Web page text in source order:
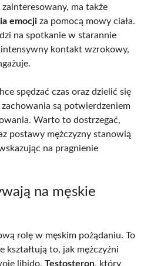
ma także
emocji za pomocą mowy ciała.
na spotkanie w starannie
kontakt wzrokowy,
spędzać czas oraz dzielić się
są potwierdzeniem
Warto to dostrzegać,
postawy mężczyzny stanowią
na pragnienie
na męskie
rolę w męskim pożądaniu. To
kształtują to, jak mężczyźni
libido. Testosteron, który